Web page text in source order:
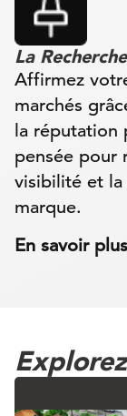
La
Affirmez
marchés
la réputation
pensée pour
visibilité et
marque.
En savoir plus